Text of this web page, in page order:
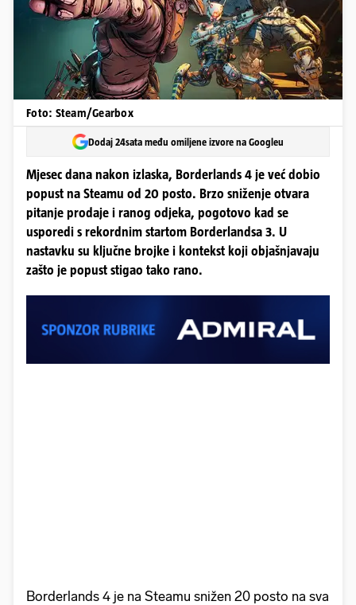
Foto: Steam/Gearbox
Dodaj 24sata među omiljene izvore na Googleu
Mjesec dana nakon izlaska, Borderlands 4 je već dobio
popust na Steamu od 20 posto. Brzo sniženje otvara
pitanje prodaje i ranog odjeka, pogotovo kad se
usporedi s rekordnim startom Borderlandsa 3. U
nastavku su ključne brojke i kontekst koji objašnjavaju
zašto je popust stigao tako rano.
Borderlands 4 je na Steamu snižen 20 posto na sva